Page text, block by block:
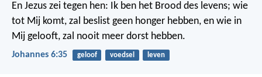
En Jezus zei tegen hen: Ik ben het Brood des levens; wie
tot Mij komt, zal beslist geen honger hebben, en wie in
Mij gelooft, zal nooit meer dorst hebben.
Johannes 6:35 geloof voedsel leven